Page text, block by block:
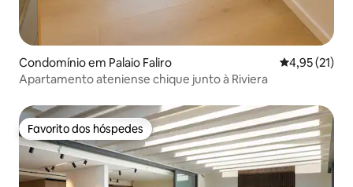
Condomínio em Palaio Faliro Classificação
4,95 (21)
Apartamento ateniense chique junto à Riviera
Favorito dos hóspedes
Favorito dos hóspedes